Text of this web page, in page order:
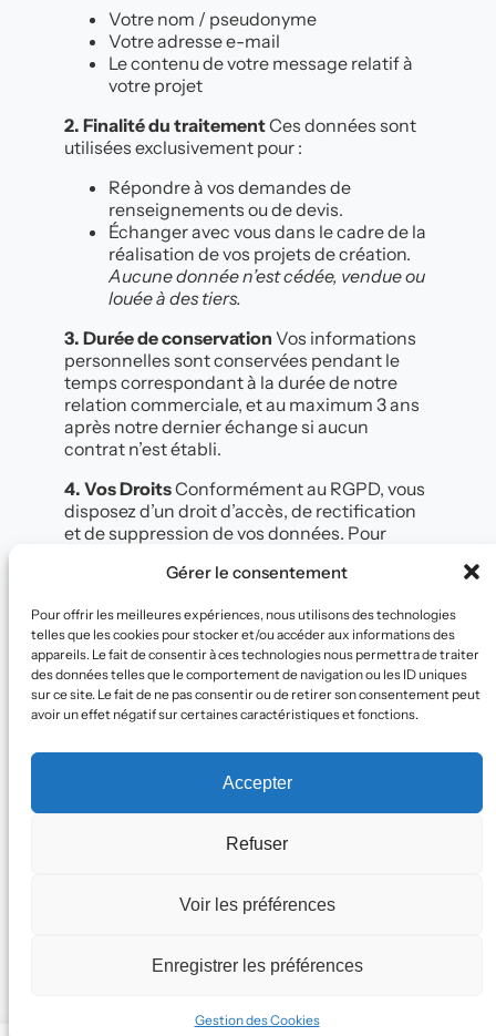
Gérer le consentement
Pour offrir les meilleures expériences, nous utilisons des technologies
telles que les cookies pour stocker et/ou accéder aux informations des
appareils. Le fait de consentir à ces technologies nous permettra de traiter
des données telles que le comportement de navigation ou les ID uniques
sur ce site. Le fait de ne pas consentir ou de retirer son consentement peut
avoir un effet négatif sur certaines caractéristiques et fonctions.
Accepter
Refuser
Voir les préférences
Enregistrer les préférences
Gestion des Cookies
Votre nom / pseudonyme
Votre adresse e-mail
Le contenu de votre message relatif à
votre projet
2. Finalité du traitementCes données sont
utilisées exclusivement pour :
Répondre à vos demandes de
renseignements ou de devis.
Échanger avec vous dans le cadre de la
réalisation de vos projets de création.
Aucune donnée n’est cédée, vendue ou
louée à des tiers.
3. Durée de conservation Vos informations
personnelles sont conservées pendant le
temps correspondant à la durée de notre
relation commerciale, et au maximum 3 ans
après notre dernier échange si aucun
contrat n’est établi.
4. Vos DroitsConformément au RGPD, vous
disposez d’un droit d’accès, de rectification
et de suppression de vos données. Pour
info@debodraw.fr.
DEBODRAW
TikTok
Instagram
Facebook
Gestion des Cookies